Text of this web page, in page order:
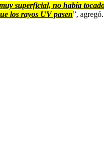
superficial, no había
los rayos UV pasen”, agregó.